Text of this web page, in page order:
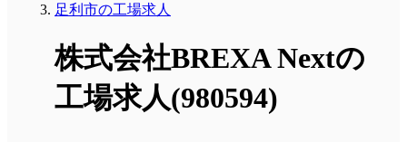
足利市の工場求人
株式会社BREXA Nextの
工場求人(980594)